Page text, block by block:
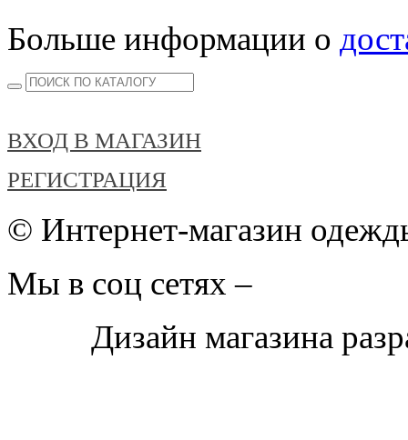
Больше информации о
ВХОД В МАГАЗИН
РЕГИСТРАЦИЯ
© Интернет-магазин
Мы в соц сетях –
Дизайн магазина